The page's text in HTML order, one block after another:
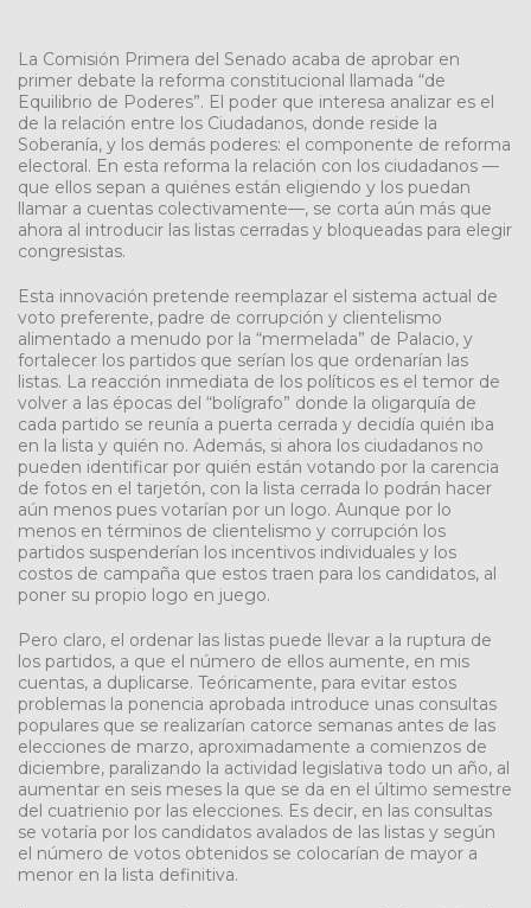
La Comisión Primera del Senado acaba de aprobar en
primer debate la reforma constitucional llamada “de
Equilibrio de Poderes”. El poder que interesa analizar es el
de la relación entre los Ciudadanos, donde reside la
Soberanía, y los demás poderes: el componente de reforma
electoral. En esta reforma la relación con los ciudadanos —
que ellos sepan a quiénes están eligiendo y los puedan
llamar a cuentas colectivamente—, se corta aún más que
ahora al introducir las listas cerradas y bloqueadas para elegir
congresistas.
Esta innovación pretende reemplazar el sistema actual de
voto preferente, padre de corrupción y clientelismo
alimentado a menudo por la “mermelada” de Palacio, y
fortalecer los partidos que serían los que ordenarían las
listas. La reacción inmediata de los políticos es el temor de
volver a las épocas del “bolígrafo” donde la oligarquía de
cada partido se reunía a puerta cerrada y decidía quién iba
en la lista y quién no. Además, si ahora los ciudadanos no
pueden identificar por quién están votando por la carencia
de fotos en el tarjetón, con la lista cerrada lo podrán hacer
aún menos pues votarían por un logo. Aunque por lo
menos en términos de clientelismo y corrupción los
partidos suspenderían los incentivos individuales y los
costos de campaña que estos traen para los candidatos, al
poner su propio logo en juego.
Pero claro, el ordenar las listas puede llevar a la ruptura de
los partidos, a que el número de ellos aumente, en mis
cuentas, a duplicarse. Teóricamente, para evitar estos
problemas la ponencia aprobada introduce unas consultas
populares que se realizarían catorce semanas antes de las
elecciones de marzo, aproximadamente a comienzos de
diciembre, paralizando la actividad legislativa todo un año, al
aumentar en seis meses la que se da en el último semestre
del cuatrienio por las elecciones. Es decir, en las consultas
se votaría por los candidatos avalados de las listas y según
el número de votos obtenidos se colocarían de mayor a
menor en la lista definitiva.